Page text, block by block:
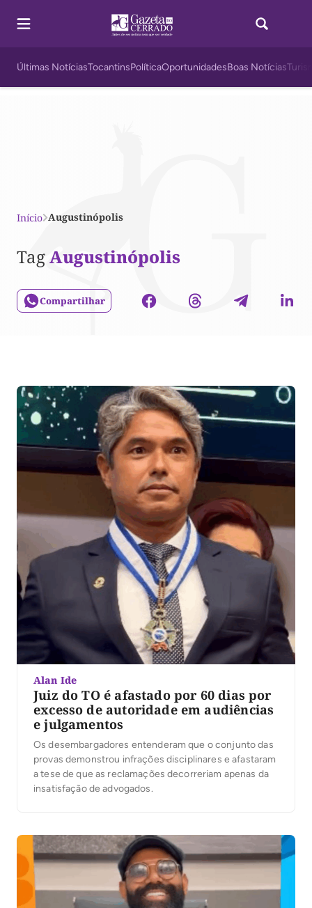
Últimas NotíciasTocantinsPolíticaOportunidadesBoas Notícias
Início Augustinópolis
TagAugustinópolis
Compartilhar
Alan Ide
Juiz do TO é afastado por 60 dias por
excesso de autoridade em audiências
e julgamentos
Os desembargadores entenderam que o conjunto das
provas demonstrou infrações disciplinares e afastaram
a tese de que as reclamações decorreriam apenas da
insatisfação de advogados.